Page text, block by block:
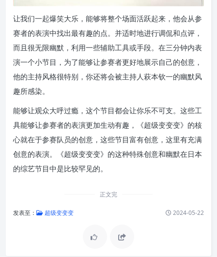
让我们一起爆笑大乐，能够将整个场面活跃起来，他会从参
赛者的表演中找出最有趣的点。并适时地进行调侃和点评，
而且很无限幽默，利用一些辅助工具或手段。在三分钟内表
演一个小节目，为了能够让参赛者更好地展示自己的创意，
他的主持风格很特别，你还将会被主持人萩本钦一的幽默风
趣所感染。
能够让观众大呼过瘾，这个节目都会让你乐不可支。这些工
具能够让参赛者的表演更加生动有趣，《超级变变变》的核
心就在于参赛队员的创意，这些节目富有创意，这里有充满
创意的表演。《超级变变变》的这种特殊创意和幽默在日本
的综艺节目中是比较罕见的。
正文完
发表至： 超级变变变 2024-05-22